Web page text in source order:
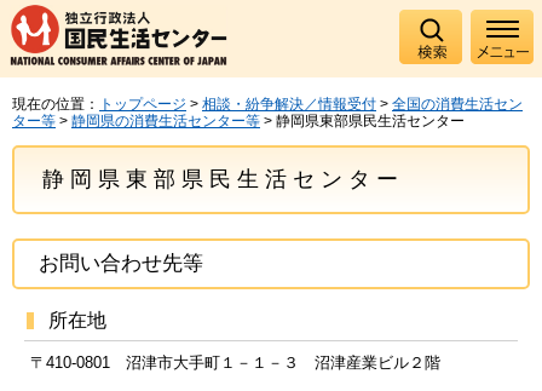
現在の位置： トップページ > 相談・紛争解決／情報受付 > 全国の消費生活セン
ター等 > 静岡県の消費生活センター等 > 静岡県東部県民生活センター
静岡県東部県民生活センター
お問い合わせ先等
所在地
〒410-0801 沼津市大手町１－１－３ 沼津産業ビル２階